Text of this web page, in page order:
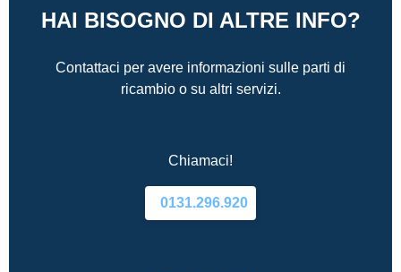
HAI BISOGNO DI ALTRE INFO?
Contattaci per avere informazioni sulle parti di
ricambio o su altri servizi.
Chiamaci!
0131.296.920